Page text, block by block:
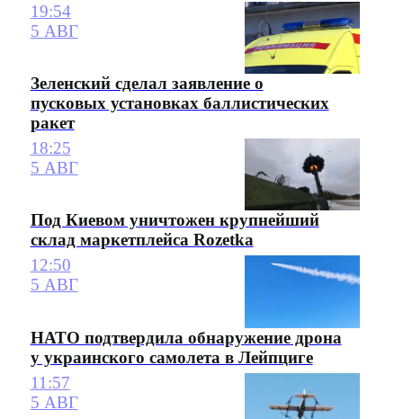
19:54
5 АВГ
Зеленский сделал заявление о
пусковых установках баллистических
ракет
18:25
5 АВГ
Под Киевом уничтожен крупнейший
склад маркетплейса Rozetka
12:50
5 АВГ
НАТО подтвердила обнаружение дрона
у украинского самолета в Лейпциге
11:57
5 АВГ